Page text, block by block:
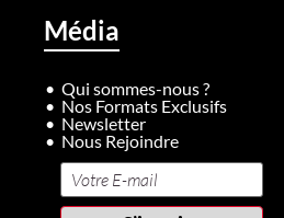
Média
Qui sommes-nous ?
Nos Formats Exclusifs
Newsletter
Nous Rejoindre